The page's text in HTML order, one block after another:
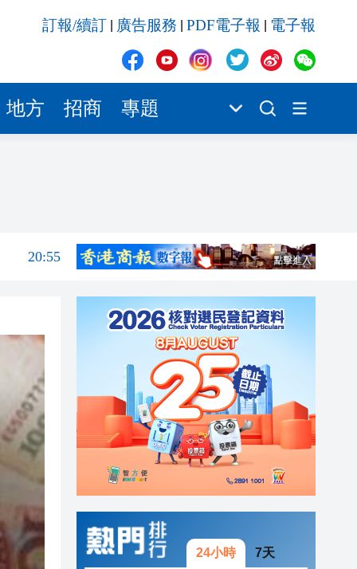
訂報/續訂 廣告服務 PDF電子報 電子報
地方 招商 專題
20:42
20:40
20:42
20:39
21:08
21:04
20:55
20:42
20:42
24小時 7天